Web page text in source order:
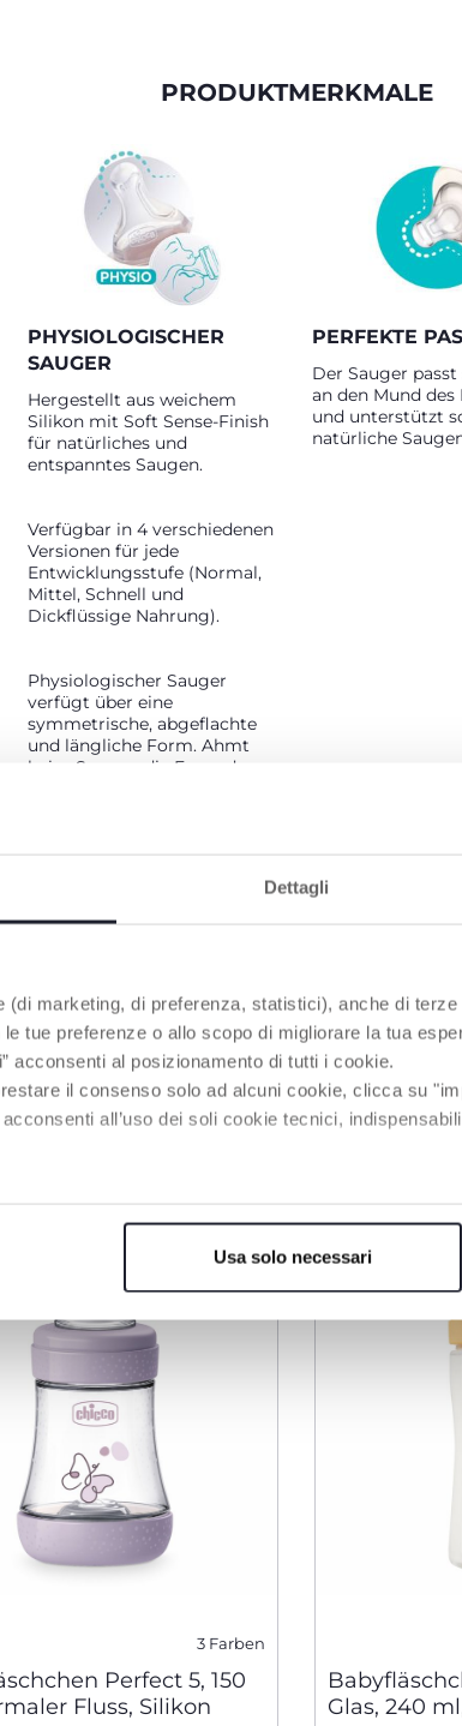
Dettagli
(di marketing, di preferenza, statistici), anche di
tue preferenze o allo scopo di migliorare la tua
acconsenti al posizionamento di tutti i cookie.
il consenso solo ad alcuni cookie, clicca su
all’uso dei soli cookie tecnici,
Usa solo necessari
PRODUKTMERKMALE
PHYSIOLOGISCHER
SAUGER
Hergestellt aus weichem
Silikon mit Soft Sense-Finish
für natürliches und
entspanntes Saugen.
Verfügbar in 4 verschiedenen
Versionen für jede
Entwicklungsstufe (Normal,
Mittel, Schnell und
Dickflüssige Nahrung).
Physiologischer Sauger
verfügt über eine
symmetrische, abgeflachte
und längliche Form. Ahmt
beim Saugen die Form der
peristaltischen
Saugrhythmus, sorgt für eine
Akzeptanz und leichtes
(Verbrauchertest mit 450
Kindern in Italien, 2019)
PERFEKTE
Der Sauger
an den Mund des
und unterstützt
natürliche
3 Farben
Perfect 5, 150
Fluss, Silikon
Glas, 240